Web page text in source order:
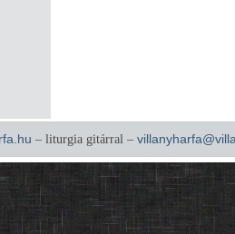
– liturgia gitárral –